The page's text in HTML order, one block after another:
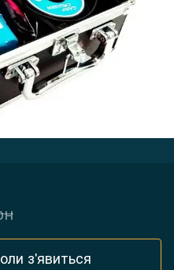
з'явиться